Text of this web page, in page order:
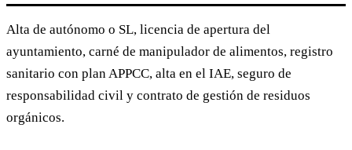
Alta de autónomo o SL, licencia de apertura del
ayuntamiento, carné de manipulador de alimentos, registro
sanitario con plan APPCC, alta en el IAE, seguro de
responsabilidad civil y contrato de gestión de residuos
orgánicos.